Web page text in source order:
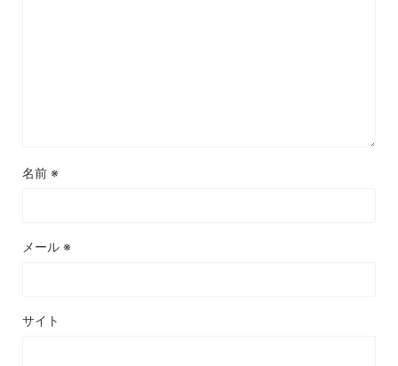
名前 ※
メール ※
サイト